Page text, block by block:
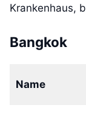
Krankenhaus,
Bangkok
Name